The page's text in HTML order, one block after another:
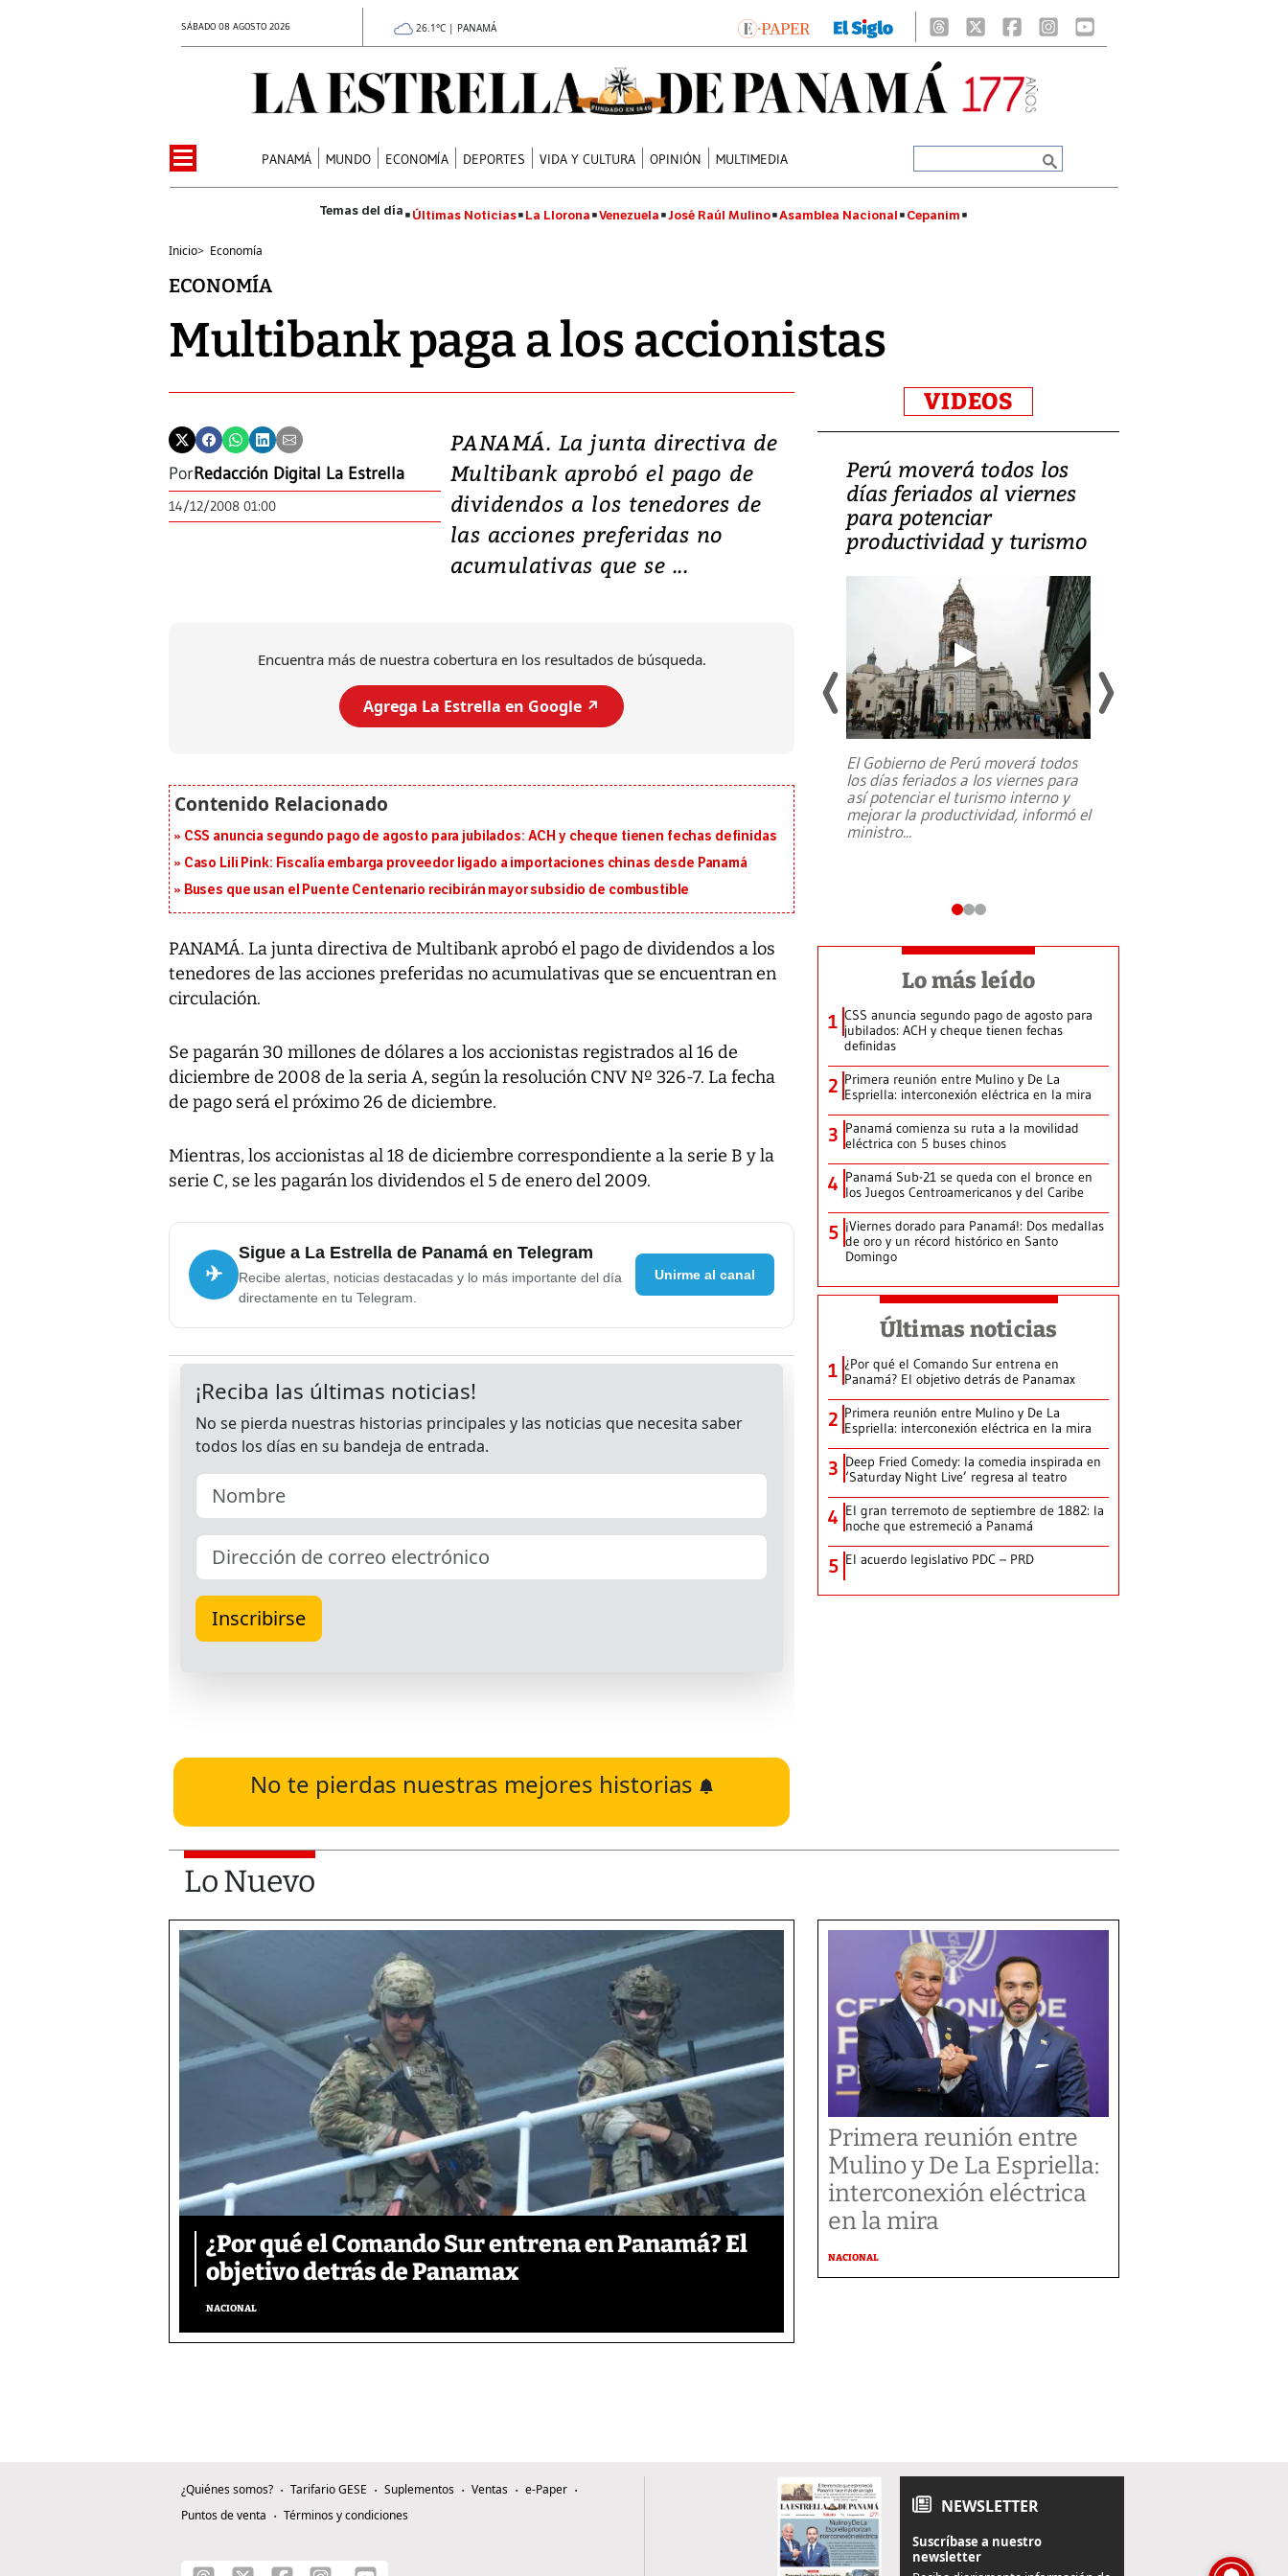
SÁBADO 08 AGOSTO 2026 26.1°C | PANAMÁ
PANAMÁ MUNDO ECONOMÍA DEPORTES VIDA Y CULTURA OPINIÓN MULTIMEDIA
Últimas Noticias La Llorona Venezuela José Raúl Mulino Asamblea Nacional Cepanim
Inicio> Economía
ECONOMÍA
Multibank paga a los accionistas
PorRedacción Digital La Estrella
14/12/2008 01:00
PANAMÁ. La junta directiva de
Multibank aprobó el pago de
dividendos a los tenedores de
las acciones preferidas no
acumulativas que se ...
Encuentra más de nuestra cobertura en los resultados de búsqueda.
Agrega La Estrella en Google ↗️
CSS anuncia segundo pago de agosto para jubilados: ACH y cheque tienen fechas definidas
Caso Lili Pink: Fiscalía embarga proveedor ligado a importaciones chinas desde Panamá
Buses que usan el Puente Centenario recibirán mayor subsidio de combustible
PANAMÁ. La junta directiva de Multibank aprobó el pago de dividendos a los
tenedores de las acciones preferidas no acumulativas que se encuentran en
circulación.
Se pagarán 30 millones de dólares a los accionistas registrados al 16 de
diciembre de 2008 de la seria A, según la resolución CNV Nº 326-7. La fecha
de pago será el próximo 26 de diciembre.
Mientras, los accionistas al 18 de diciembre correspondiente a la serie B y la
serie C, se les pagarán los dividendos el 5 de enero del 2009.
✈
Sigue a La Estrella de Panamá en Telegram
Recibe alertas, noticias destacadas y lo más importante del día
directamente en tu Telegram.
Unirme al canal
No te pierdas nuestras mejores historias
VIDEOS
Video: Lula lanza su
candidatura con
promesas de inversión
en defensa, educación y
tierras raras
Entre recuerdos y escuetas
da Silva, oficializó este domingo su
candidatura...
Perú moverá todos los
días feriados al viernes
para potenciar
productividad y turismo
El Gobierno de Perú moverá todos
los días feriados a los viernes para
así potenciar el turismo interno y
mejorar la productividad, informó el
ministro...
Lo más leído
1 CSS anuncia segundo pago de agosto para
jubilados: ACH y cheque tienen fechas
definidas
2 Primera reunión entre Mulino y De La
Espriella: interconexión eléctrica en la mira
3 Panamá comienza su ruta a la movilidad
eléctrica con 5 buses chinos
4 Panamá Sub-21 se queda con el bronce en
los Juegos Centroamericanos y del Caribe
5 ¡Viernes dorado para Panamá!: Dos medallas
de oro y un récord histórico en Santo
Domingo
Últimas noticias
1 ¿Por qué el Comando Sur entrena en
Panamá? El objetivo detrás de Panamax
2 Primera reunión entre Mulino y De La
Espriella: interconexión eléctrica en la mira
3 Deep Fried Comedy: la comedia inspirada en
‘Saturday Night Live’ regresa al teatro
4 El gran terremoto de septiembre de 1882: la
noche que estremeció a Panamá
5 El acuerdo legislativo PDC – PRD
Lo Nuevo
¿Por qué el Comando Sur entrena en Panamá? El
objetivo detrás de Panamax
NACIONAL
Primera reunión entre
Mulino y De La Espriella:
interconexión eléctrica
en la mira
NACIONAL
¿Quiénes somos? Tarifario GESE Suplementos Ventas
e-Paper
Puntos de venta
Términos y condiciones NEWSLETTER
Suscríbase a nuestro
newsletter